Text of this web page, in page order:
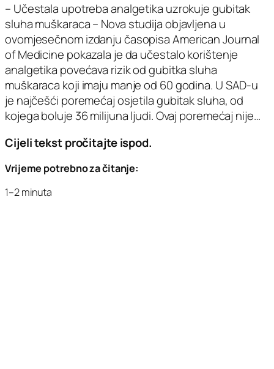
– Učestala upotreba analgetika uzrokuje gubitak
sluha muškaraca – Nova studija objavljena u
ovomjesečnom izdanju časopisa American Journal
of Medicine pokazala je da učestalo korištenje
analgetika povećava rizik od gubitka sluha
muškaraca koji imaju manje od 60 godina. U SAD-u
je najčešći poremećaj osjetila gubitak sluha, od
kojega boluje 36 milijuna ljudi. Ovaj poremećaj nije…
Cijeli tekst pročitajte ispod.
Vrijeme potrebno za čitanje:
1–2 minuta